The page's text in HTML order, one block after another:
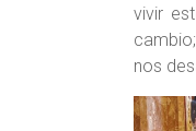
vivir
nos